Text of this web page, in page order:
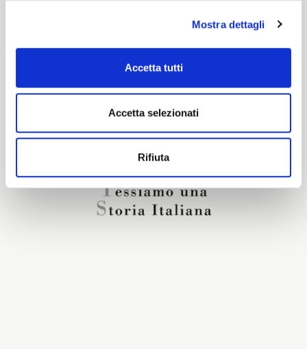
Mostra dettagli
Accetta tutti
Accetta selezionati
Rifiuta
Are you interested in this fabric?
CONTACT OUR FINANCIAL ADVISOR